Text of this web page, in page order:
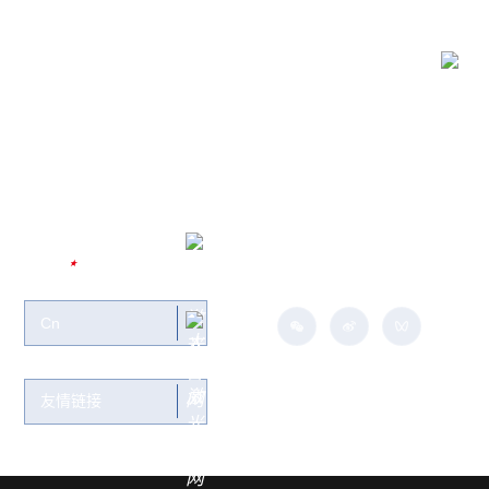
Cn
友情链接